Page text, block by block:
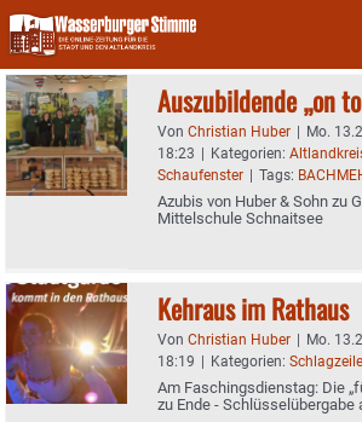
Skip
to
content
Auszubildende „on
Von Christian Huber | Mo.
18:23 | Kategorien:
Schaufenster | Tags:
Azubis von Huber & Sohn zu
Mittelschule Schnaitsee
Kehraus im Rathaus
Von Christian Huber | Mo.
18:19 | Kategorien:
Am Faschingsdienstag: Die
zu Ende - Schlüsselübergabe